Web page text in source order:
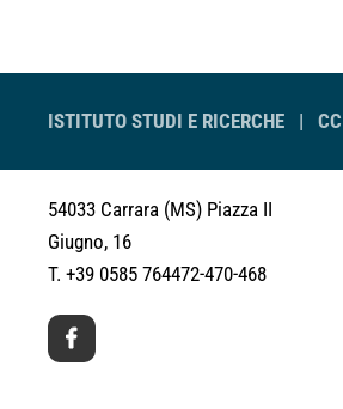
ISTITUTO STUDI E RICERCHE |
54033 Carrara (MS) Piazza II
Giugno, 16
T. +39 0585 764472-470-468